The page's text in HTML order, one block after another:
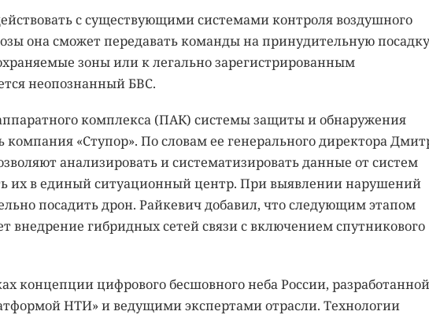
с существующими системами контроля воздушного
она сможет передавать команды на принудительную посадку
зоны или к легально зарегистрированным
неопознанный БВС.
комплекса (ПАК) системы защиты и обнаружения
компания «Ступор». По словам ее генерального директора
анализировать и систематизировать данные от систем
их в единый ситуационный центр. При выявлении нарушений
посадить дрон. Райкевич добавил, что следующим этапом
внедрение гибридных сетей связи с включением спутникового
концепции цифрового бесшовного неба России, разработанной
НТИ» и ведущими экспертами отрасли. Технологии